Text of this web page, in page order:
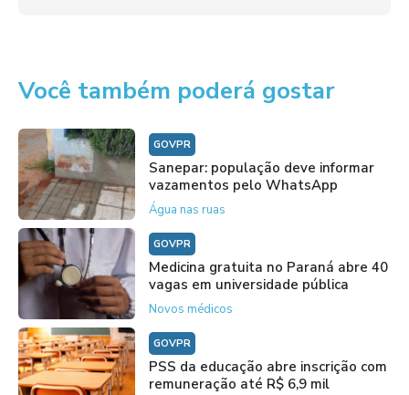
Você também poderá gostar
GOVPR
Sanepar: população deve informar
vazamentos pelo WhatsApp
Água nas ruas
GOVPR
Medicina gratuita no Paraná abre 40
vagas em universidade pública
Novos médicos
GOVPR
PSS da educação abre inscrição com
remuneração até R$ 6,9 mil